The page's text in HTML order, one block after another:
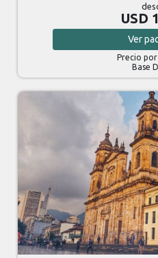
USD
Ver
Precio
Base